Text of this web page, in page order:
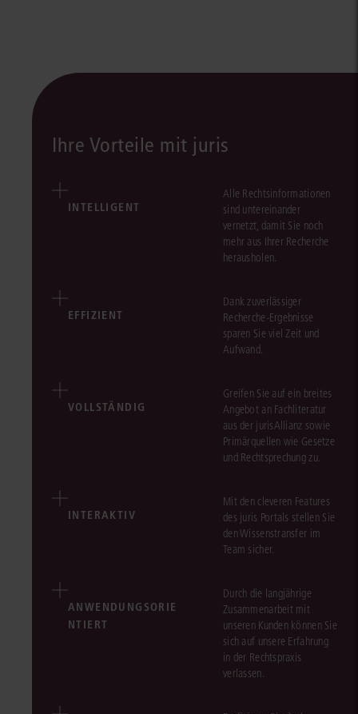
Ihre Vorteile mit juris
INTELLIGENT
Alle Rechtsinformationen
sind untereinander
vernetzt, damit Sie noch
mehr aus Ihrer Recherche
herausholen.
EFFIZIENT
Dank zuverlässiger
Recherche-Ergebnisse
sparen Sie viel Zeit und
Aufwand.
VOLLSTÄNDIG
Greifen Sie auf ein breites
Angebot an Fachliteratur
aus der jurisAllianz sowie
Primärquellen wie Gesetze
und Rechtsprechung zu.
INTERAKTIV
Mit den cleveren Features
des juris Portals stellen Sie
den Wissenstransfer im
Team sicher.
ANWENDUNGSORIE
NTIERT
Durch die langjährige
Zusammenarbeit mit
unseren Kunden können Sie
sich auf unsere Erfahrung
in der Rechtspraxis
verlassen.